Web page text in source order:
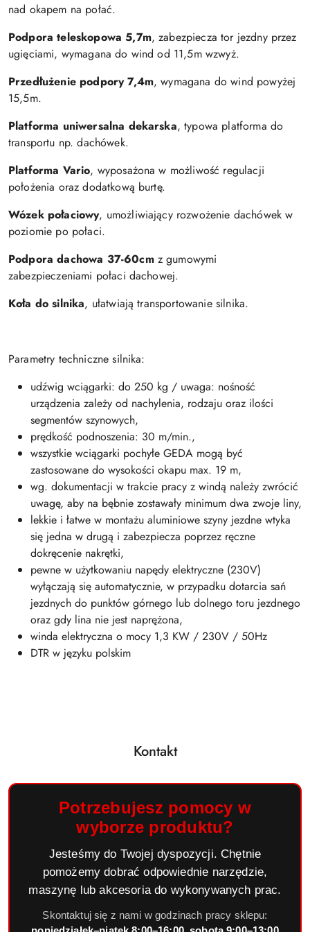
nad okapem na połać.
Podpora teleskopowa 5,7m, zabezpiecza tor jezdny przez
ugięciami, wymagana do wind od 11,5m wzwyż.
Przedłużenie podpory 7,4m, wymagana do wind powyżej
15,5m.
Platforma uniwersalna dekarska, typowa platforma do
transportu np. dachówek.
Platforma Vario, wyposażona w możliwość regulacji
położenia oraz dodatkową burtę.
Wózek połaciowy, umożliwiający rozwożenie dachówek w
poziomie po połaci.
Podpora dachowa 37-60cmz gumowymi
zabezpieczeniami połaci dachowej.
Koła do silnika, ułatwiają transportowanie silnika.
Parametry techniczne silnika:
udźwig wciągarki: do 250 kg / uwaga: nośność
urządzenia zależy od nachylenia, rodzaju oraz ilości
segmentów szynowych,
prędkość podnoszenia: 30 m/min.,
wszystkie wciągarki pochyłe GEDA mogą być
zastosowane do wysokości okapu max. 19 m,
wg. dokumentacji w trakcie pracy z windą należy zwrócić
uwagę, aby na bębnie zostawały minimum dwa zwoje liny,
lekkie i łatwe w montażu aluminiowe szyny jezdne wtyka
się jedna w drugą i zabezpiecza poprzez ręczne
dokręcenie nakrętki,
pewne w użytkowaniu napędy elektryczne (230V)
wyłączają się automatycznie, w przypadku dotarcia sań
jezdnych do punktów górnego lub dolnego toru jezdnego
oraz gdy lina nie jest naprężona,
winda elektryczna o mocy 1,3 KW / 230V / 50Hz
DTR w języku polskim
Kontakt
Potrzebujesz pomocy w
wyborze produktu?
Jesteśmy do Twojej dyspozycji. Chętnie
pomożemy dobrać odpowiednie narzędzie,
maszynę lub akcesoria do wykonywanych prac.
Skontaktuj się z nami w godzinach pracy sklepu: